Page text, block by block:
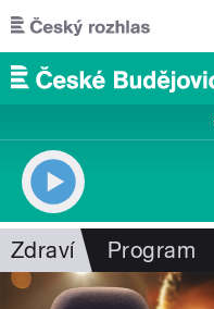
Přejít k hlavnímu obsahu
Zdraví Program